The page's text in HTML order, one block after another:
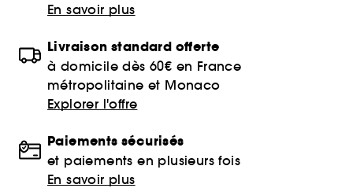
En savoir plus
Livraison standard offerte
à domicile dès 60€ en France
métropolitaine et Monaco
Explorer l'offre
Paiements sécurisés
et paiements en plusieurs fois
En savoir plus